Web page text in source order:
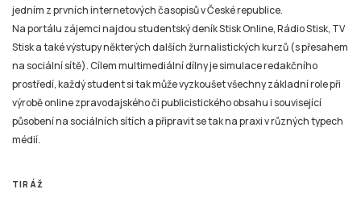
jedním z prvních internetových časopisů v České republice.
Na portálu zájemci najdou studentský deník Stisk Online, Rádio Stisk, TV
Stisk a také výstupy některých dalších žurnalistických kurzů (s přesahem
na sociální sítě). Cílem multimediální dílny je simulace redakčního
prostředí, každý student si tak může vyzkoušet všechny základní role při
výrobě online zpravodajského či publicistického obsahu i související
působení na sociálních sítích a připravit se tak na praxi v různých typech
médií.
TIRÁŽ